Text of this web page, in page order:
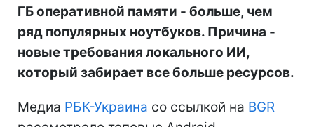
ГБ оперативной памяти - больше, чем
ряд популярных ноутбуков. Причина -
новые требования локального ИИ,
который забирает все больше ресурсов.
Медиа РБК-Украина со ссылкой на BGR